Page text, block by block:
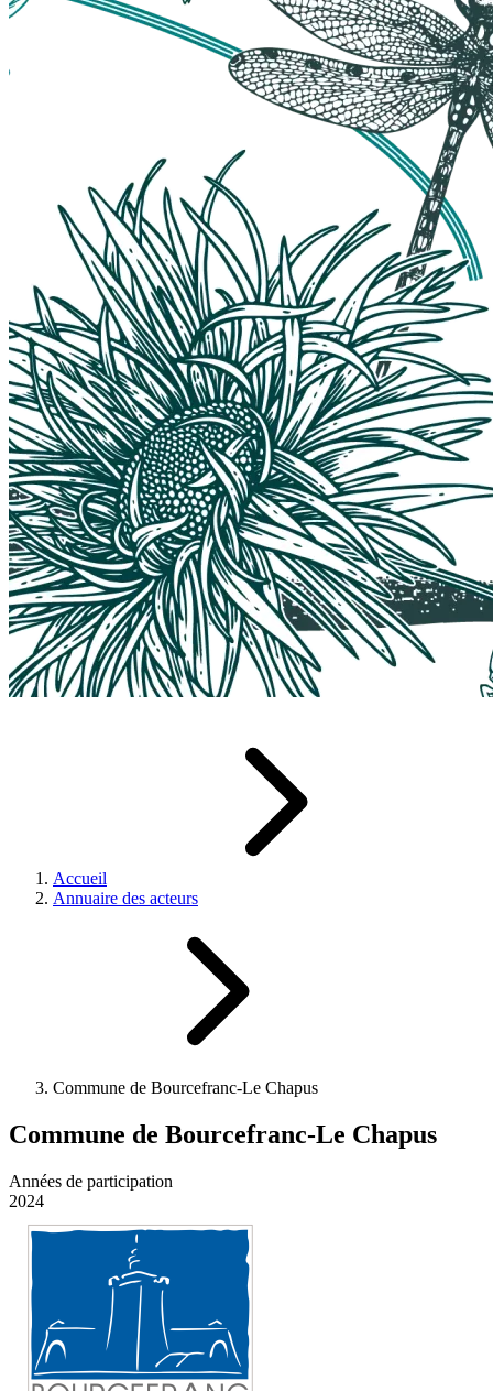
Accueil
Annuaire des acteurs
Commune de Bourcefranc-Le Chapus
Commune de Bourcefranc-Le Chapus
Années de participation
2024